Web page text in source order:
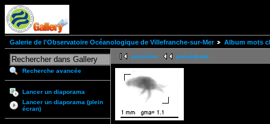
Galerie de l'Observatoire Océanologique de Villefranche-sur-Mer Album mots
Recherche avancée
Lancer un diaporama
Lancer un diaporama (plein
écran)
première précédente